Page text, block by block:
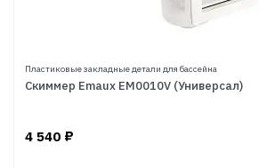
Пластиковые закладные детали для бассейна
Скиммер Emaux EM0010V (Универсал)
4 540 ₽